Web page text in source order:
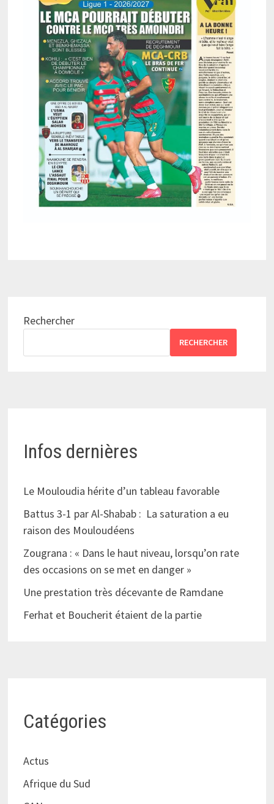
Rechercher
RECHERCHER
Infos dernières
Le Mouloudia hérite d’un tableau favorable
Battus 3-1 par Al-Shabab : La saturation a eu
raison des Mouloudéens
Zougrana : « Dans le haut niveau, lorsqu’on rate
des occasions on se met en danger »
Une prestation très décevante de Ramdane
Ferhat et Boucherit étaient de la partie
Catégories
Actus
Afrique du Sud